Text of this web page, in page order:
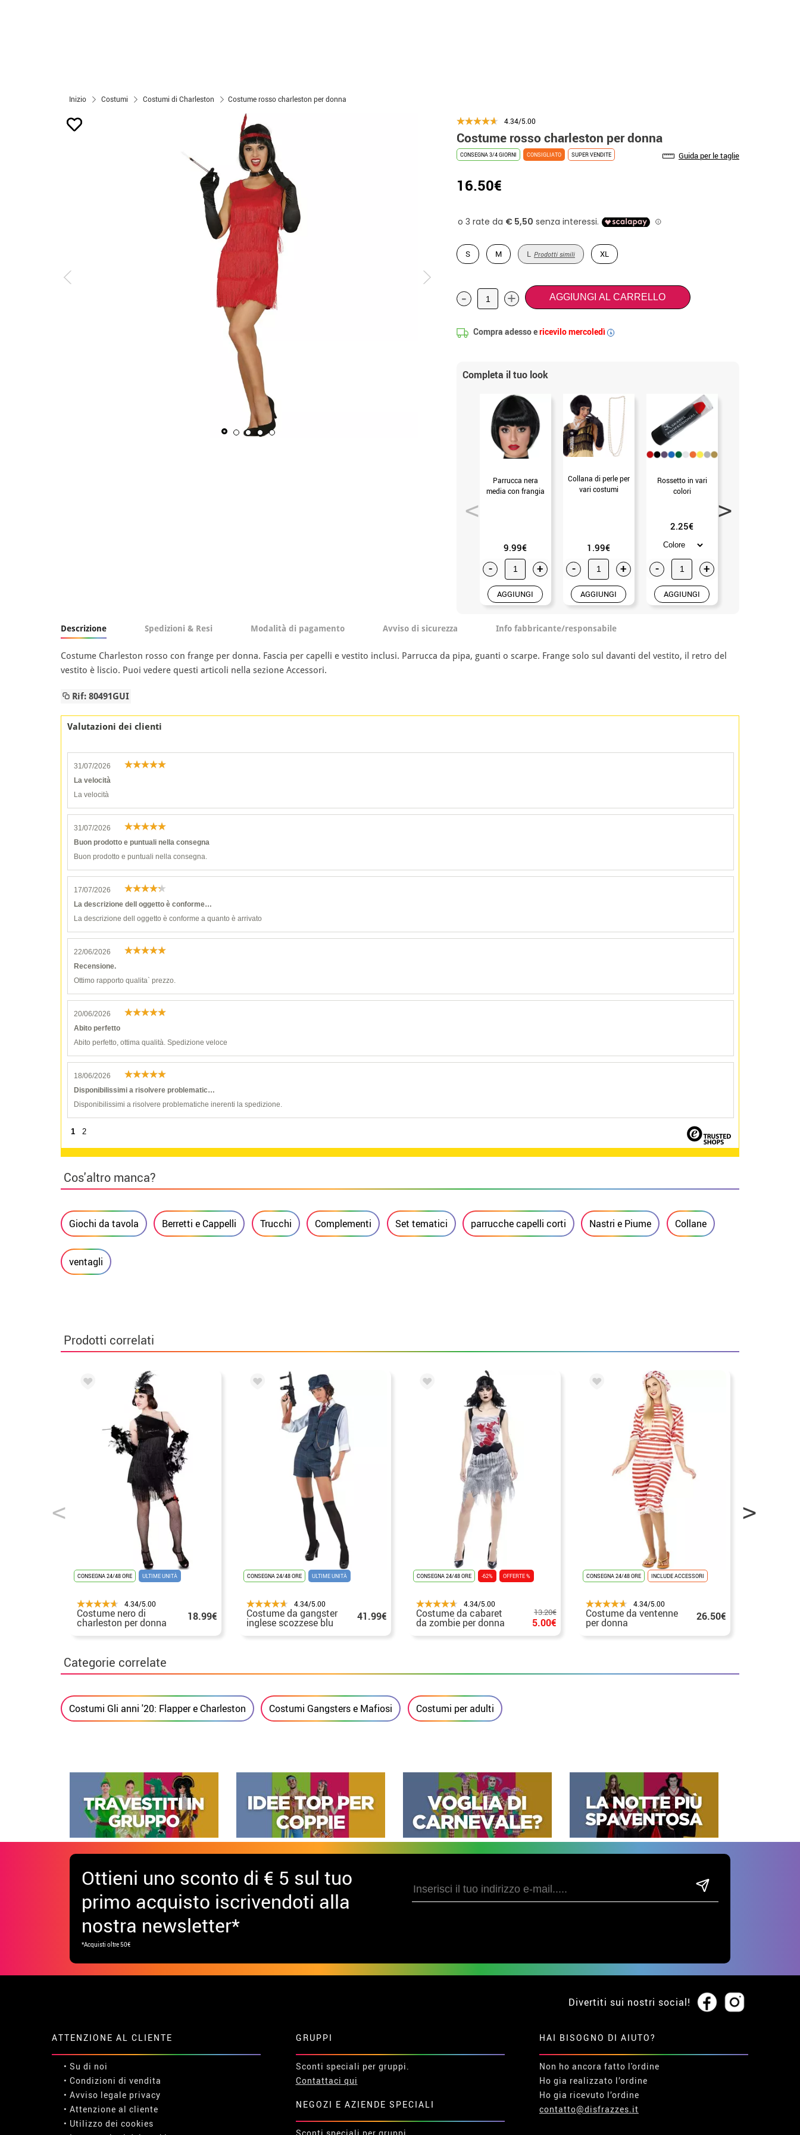
Inizio Costumi Costumi di Charleston Costume rosso charleston per donna
4.34/5.00
Costume rosso charleston per donna
CONSEGNA 3/4 GIORNI CONSIGLIATO SUPER VENDITE Guida per le taglie
16.50€
S M L Prodotti simili XL
- + AGGIUNGI AL CARRELLO
Compra adesso ericevilo mercoledì i
Completa il tuo look
Parrucca nera
media con frangia
9.99€
- +
AGGIUNGI
Collana di perle per
vari costumi
1.99€
- +
AGGIUNGI
Rossetto in vari
colori
2.25€
- +
AGGIUNGI
Descrizione Spedizioni & Resi Modalità di pagamento Avviso di sicurezza Info fabbricante/responsabile
Costume Charleston rosso con frange per donna. Fascia per capelli e vestito inclusi. Parrucca da pipa, guanti o scarpe. Frange solo sul davanti del vestito, il retro del
vestito è liscio. Puoi vedere questi articoli nella sezione Accessori.
Rif: 80491GUI
Valutazioni dei clienti
31/07/2026
La velocità
La velocità
31/07/2026
Buon prodotto e puntuali nella consegna
Buon prodotto e puntuali nella consegna.
17/07/2026
La descrizione dell oggetto è conforme…
La descrizione dell oggetto è conforme a quanto è arrivato
22/06/2026
Recensione.
Ottimo rapporto qualita` prezzo.
20/06/2026
Abito perfetto
Abito perfetto, ottima qualità. Spedizione veloce
18/06/2026
Disponibilissimi a risolvere problematic…
Disponibilissimi a risolvere problematiche inerenti la spedizione.
1 2
Cos'altro manca?
Giochi da tavola Berretti e Cappelli Trucchi Complementi Set tematici parrucche capelli corti Nastri e Piume Collane
ventagli
Prodotti correlati
CONSEGNA 24/48 ORE ULTIME UNITÀ
4.34/5.00
Costume nero di
charleston per donna 18.99€
CONSEGNA 24/48 ORE ULTIME UNITÀ
4.34/5.00
Costume da gangster
inglese scozzese blu
per donna
41.99€
CONSEGNA 24/48 ORE -62% OFFERTE %
4.34/5.00
Costume da cabaret
da zombie per donna
13.20€
5.00€
CONSEGNA 24/48 ORE INCLUDE ACCESSORI
4.34/5.00
Costume da ventenne
per donna 26.50€
Categorie correlate
Costumi Gli anni '20: Flapper e Charleston Costumi Gangsters e Mafiosi Costumi per adulti
Ottieni uno sconto di € 5 sul tuo
primo acquisto iscrivendoti alla
nostra newsletter*
*Acquisti oltre 50€
Divertiti sui nostri social!
ATTENZIONE AL CLIENTE
• Su di noi
• Condizioni di vendita
• Avviso legale privacy
• Attenzione al cliente
• Utilizzo dei cookies
GRUPPI
Sconti speciali per gruppi.
Contattaci qui
NEGOZI E AZIENDE SPECIALI
Sconti speciali per gruppi.
HAI BISOGNO DI AIUTO?
Non ho ancora fatto l'ordine
Ho gia realizzato l’ordine
Ho gia ricevuto l’ordine
contatto@disfrazzes.it